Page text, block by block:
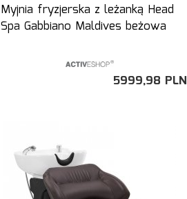
Myjnia fryzjerska z leżanką Head
Spa Gabbiano Maldives beżowa
5999,98 PLN